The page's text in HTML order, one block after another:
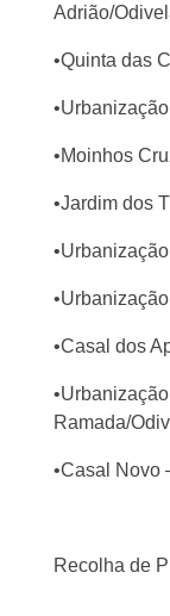
Adrião/
•Quinta das
•Moinhos
•Jardim dos
•Casal dos
Ramada/
•Casal Novo
Recolha de